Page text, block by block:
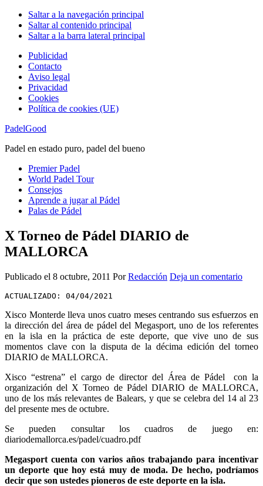
Saltar a la navegación principal
Saltar al contenido principal
Saltar a la barra lateral principal
Publicidad
Contacto
Aviso legal
Privacidad
Cookies
Política de cookies (UE)
PadelGood
Padel en estado puro, padel del bueno
Premier Padel
World Padel Tour
Consejos
Aprende a jugar al Pádel
Palas de Pádel
X Torneo de Pádel DIARIO de
MALLORCA
Publicado el 8 octubre, 2011 PorRedacción Deja un comentario
ACTUALIZADO: 04/04/2021
Xisco Monterde lleva unos cuatro meses centrando sus esfuerzos en
la dirección del área de pádel del Megasport, uno de los referentes
en la isla en la práctica de este deporte, que vive uno de sus
momentos clave con la disputa de la décima edición del torneo
DIARIO de MALLORCA.
Xisco “estrena” el cargo de director del Área de Pádel con la
organización del X Torneo de Pádel DIARIO de MALLORCA,
uno de los más relevantes de Balears, y que se celebra del 14 al 23
del presente mes de octubre.
Se pueden consultar los cuadros de juego en:
diariodemallorca.es/padel/cuadro.pdf
Megasport cuenta con varios años trabajando para incentivar
un deporte que hoy está muy de moda. De hecho, podríamos
decir que son ustedes pioneros de este deporte en la isla.